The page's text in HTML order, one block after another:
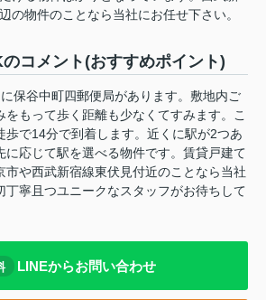
の物件のことなら当社にお任せ下さい。
コメント(おすすめポイント)
保谷中町四郵便局があります。敷地内ご
をもって歩く距離も少なくてすみます。こ
歩で14分で到着します。近くに駅が2つあ
に応じて駅を選べる物件です。賃貸戸建て
市や西武新宿線東伏見付近のことなら当社
丁寧且つユニークなスタッフがお待ちして
LINEからお問い合わせ